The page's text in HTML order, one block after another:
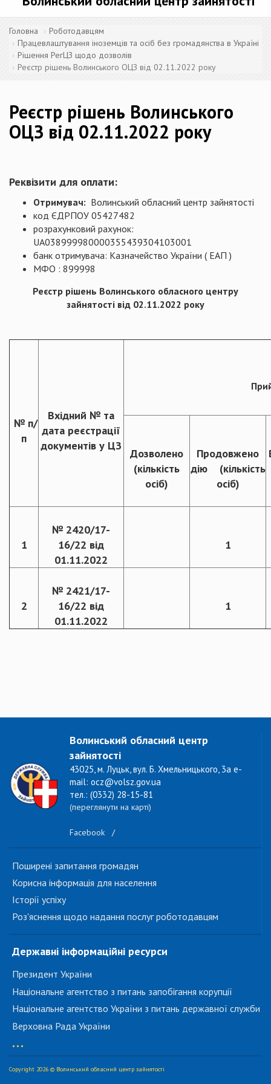
Головна
Роботодавцям
Працевлаштування іноземців та осіб без громадянства в Україні
Рішення РегЦЗ щодо дозволів
Реєстр рішень Волинського ОЦЗ від 02.11.2022 року
Реєстр рішень Волинського
ОЦЗ від 02.11.2022 року
Реквізити для оплати:
Отримувач: Волинський обласний центр зайнятості
код ЄДРПОУ 05427482
розрахунковий рахунок:
UA038999980000355439304103001
банк отримувача: Казначейство України ( ЕАП )
МФО : 899998
Реєстр рішень Волинського обласного центру
зайнятості від 02.11.2022 року
№ п/
п
Вхідний № та
дата реєстрації
документів у ЦЗ
Дозволено
(кількість
осіб)
Продовжено
дію (кількість
осіб)
1
№ 2420/17-
16/22 від
01.11.2022
1
2
№ 2421/17-
16/22 від
01.11.2022
1
Волинський обласний центр
зайнятості
43025, м. Луцьк, вул. Б. Хмельницького, 3а e-
mail: ocz@volsz.gov.ua
тел.: (0332) 28-15-81
(переглянути на карті)
Facebook /
Поширені запитання громадян
Корисна інформація для населення
Історії успіху
Роз'яснення щодо надання послуг роботодавцям
Державні інформаційні ресурси
Президент України
Національне агентство з питань запобігання корупції
Національне агентство України з питань державної служби
Верховна Рада України
...
Copyright 2026 © Волинський обласний центр зайнятості